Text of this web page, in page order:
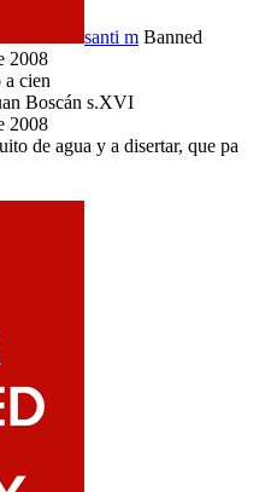
santi m Banned
2008
a cien
Boscán s.XVI
2008
de agua y a disertar, que pa